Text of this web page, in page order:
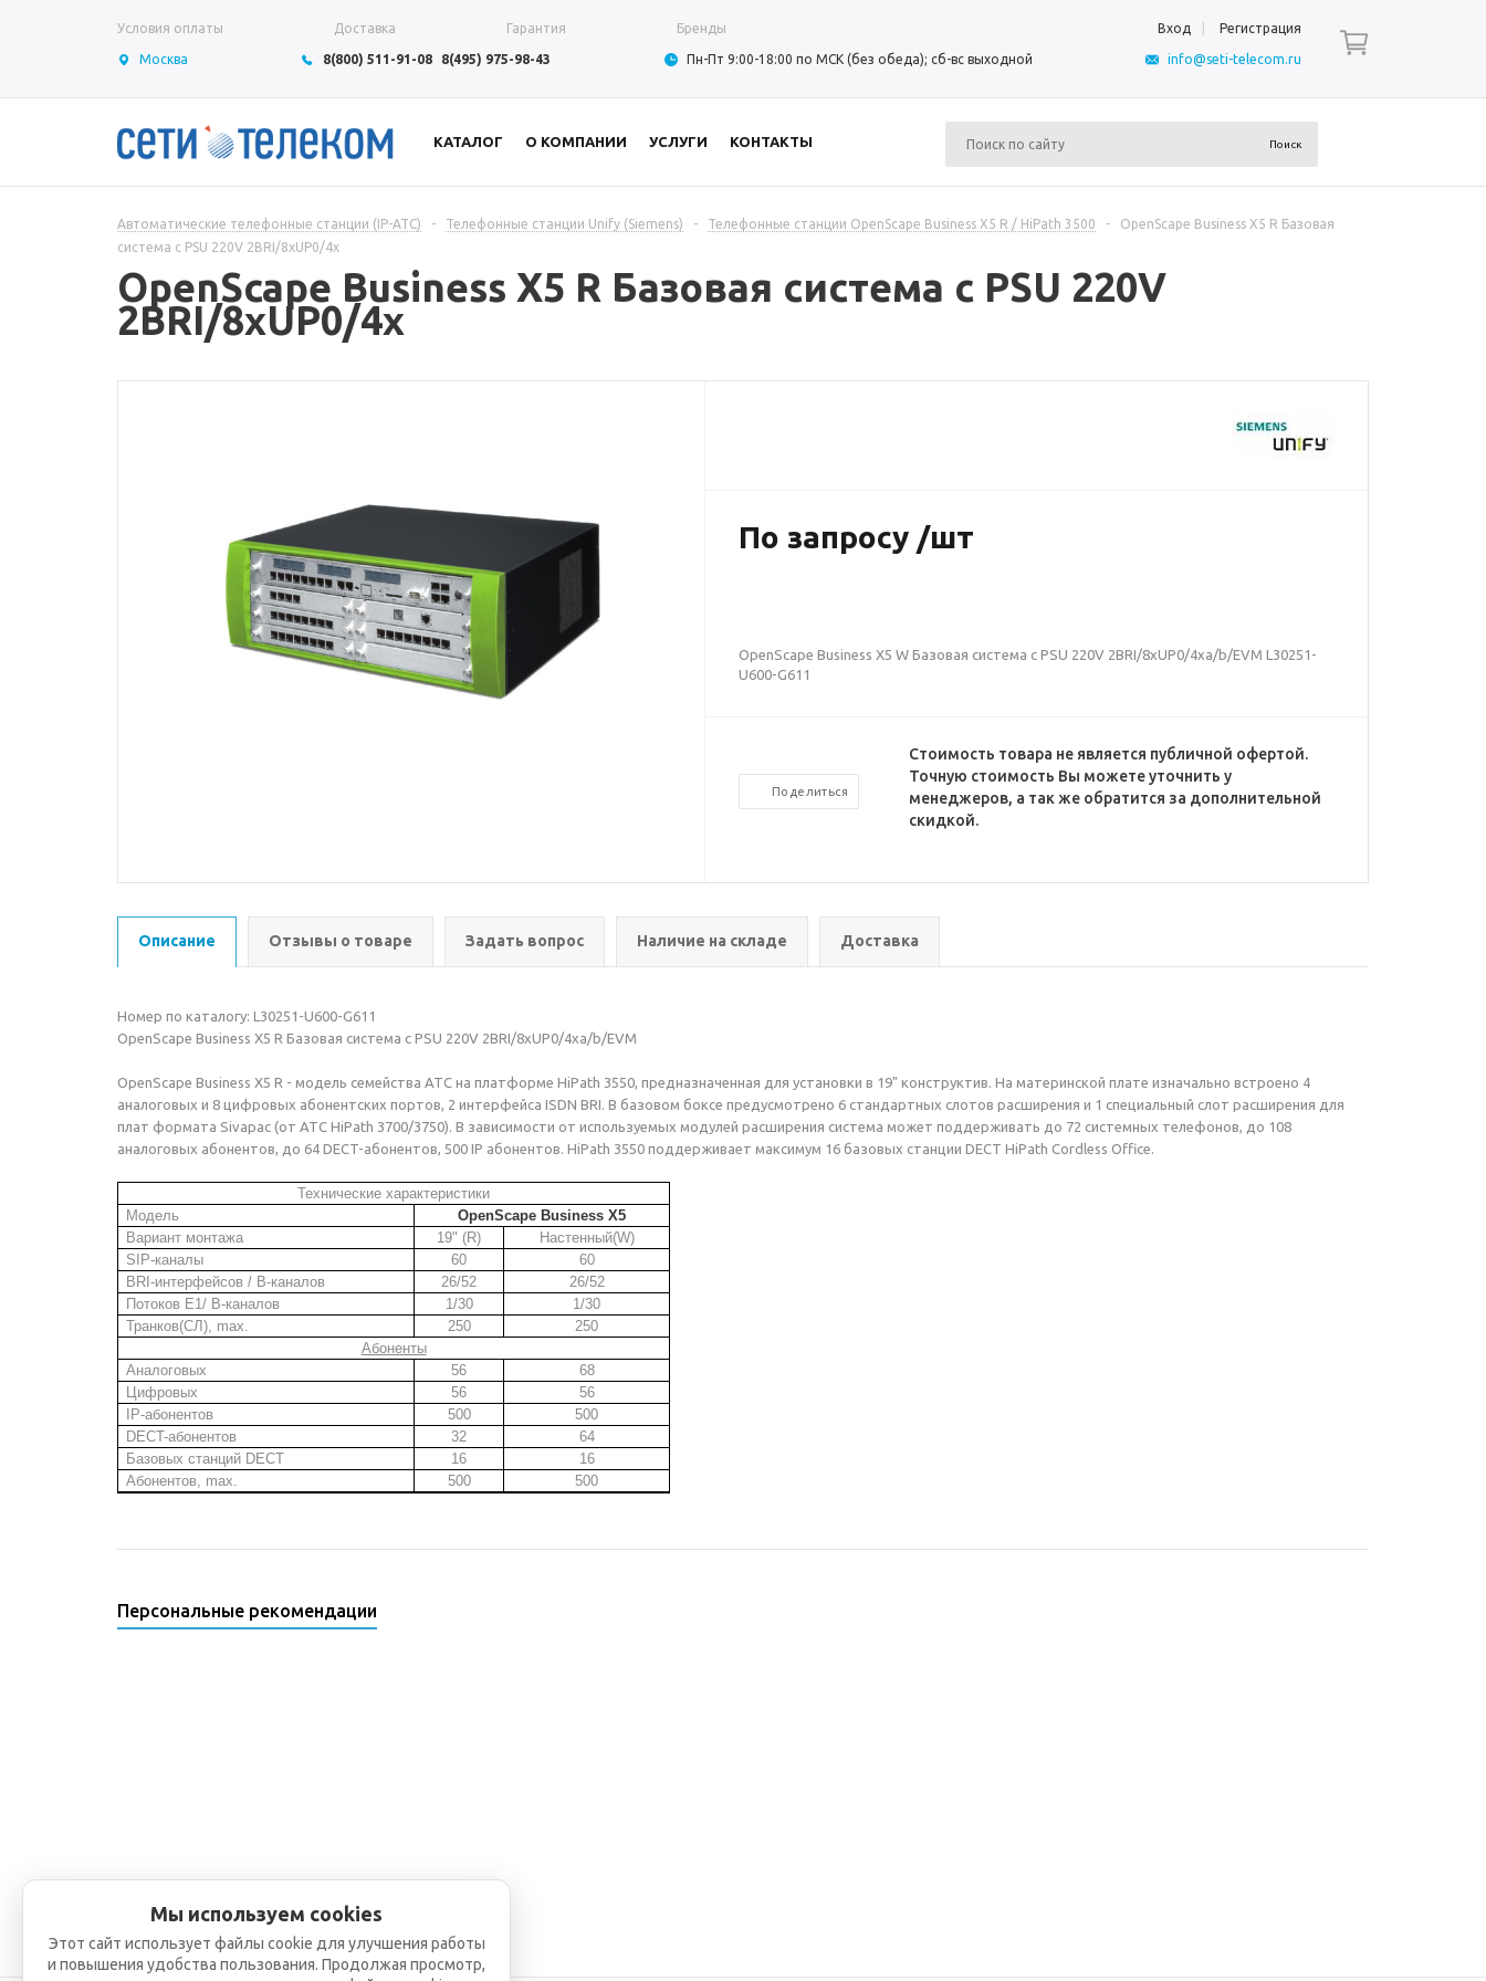
Условия оплаты Доставка Гарантия Бренды Вход Регистрация
Москва 8(800) 511-91-08 8(495) 975-98-43 Пн-Пт 9:00-18:00 по МСК (без обеда); сб-вс выходной info@seti-telecom.ru
КАТАЛОГ О КОМПАНИИ УСЛУГИ КОНТАКТЫ
Автоматические телефонные станции (IP-АТС) - Телефонные станции Unify (Siemens) - Телефонные станции OpenScape Business X5 R / HiPath 3500 -
OpenScape Business X5 R Базовая
cистема с PSU 220V 2BRI/8xUP0/4x
OpenScape Business X5 R Базовая cистема с PSU 220V
2BRI/8xUP0/4x
По запросу /шт
OpenScape Business X5 W Базовая система с PSU 220V 2BRI/8xUP0/4xa/b/EVM L30251-
U600-G611
Поделиться
Стоимость товара не является публичной офертой.
Точную стоимость Вы можете уточнить у
менеджеров, а так же обратится за дополнительной
скидкой.
Описание Отзывы о товаре Задать вопрос Наличие на складе Доставка
Номер по каталогу: L30251-U600-G611
OpenScape Business X5 R Базовая система с PSU 220V 2BRI/8xUP0/4xa/b/EVM
OpenScape Business X5 R - модель семейства АТС на платформе HiPath 3550, предназначенная для установки в 19" конструктив. На материнской плате изначально встроено 4
аналоговых и 8 цифровых абонентских портов, 2 интерфейса ISDN BRI. В базовом боксе предусмотрено 6 стандартных слотов расширения и 1 специальный слот расширения для
плат формата Sivapac (от АТС HiPath 3700/3750). В зависимости от используемых модулей расширения система может поддерживать до 72 системных телефонов, до 108
аналоговых абонентов, до 64 DECT-абонентов, 500 IP абонентов. HiPath 3550 поддерживает максимум 16 базовых станции DECT HiPath Cordless Office.
Технические характеристики
Модель
OpenScape Business X5
Вариант монтажа
19" (R) Настенный(W)
SIP-каналы
60
60
BRI-интерфейсов / B-каналов
26/52
26/52
Потоков E1/ B-каналов
1/30
1/30
Транков(СЛ), max.
250
250
Абоненты
Аналоговых
56
68
Цифровых
56
56
IP-абонентов
500
500
DECT-абонентов
32
64
Базовых станций DECT
16
16
Абонентов, max.
500 500
Персональные рекомендации
Мы используем cookies
Этот сайт использует файлы cookie для улучшения работы
и повышения удобства пользования. Продолжая просмотр,